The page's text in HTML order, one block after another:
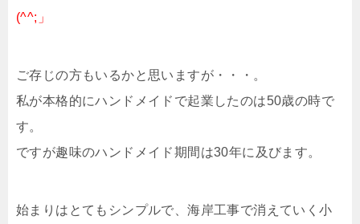
(^^;」
ご存じの方もいるかと思いますが・・・。
私が本格的にハンドメイドで起業したのは50歳の時で
す。
ですが趣味のハンドメイド期間は30年に及びます。
始まりはとてもシンプルで、海岸工事で消えていく小